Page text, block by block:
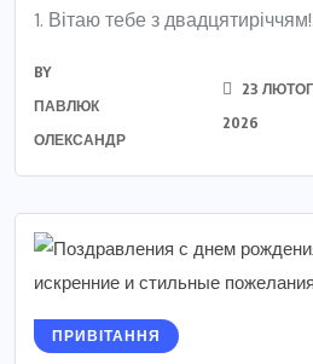
1. Вітаю тебе з
BY
ПАВЛЮК
ОЛЕКСАНДР
23
2026
ПРИВІТАННЯ